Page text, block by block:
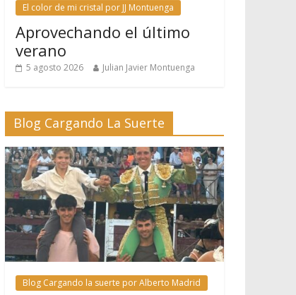
El color de mi cristal por JJ Montuenga
Aprovechando el último
verano
5 agosto 2026 Julian Javier Montuenga
Blog Cargando La Suerte
Blog Cargando la suerte por Alberto Madrid